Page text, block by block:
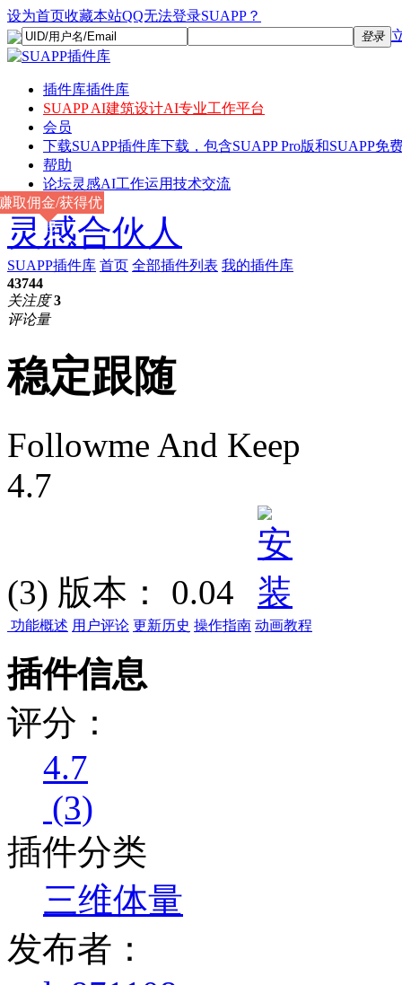
设为首页收藏本站QQ无法登录SUAPP？
登录
插件库插件库
SUAPP AI建筑设计AI专业工作平台
会员
下载SUAPP插件库下载，包含SUAPP Pro版和SUAPP免
帮助
论坛灵感AI工作运用技术交流
灵感合伙人
取佣金/获得优
惠
SUAPP插件库 首页 全部插件列表 我的插件库
43744
关注度 3
评论量
稳定跟随
Followme And Keep
4.7
(3) 版本： 0.04
功能概述 用户评论 更新历史 操作指南 动画教程
插件信息
评分：
4.7
(3)
插件分类
三维体量
发布者：